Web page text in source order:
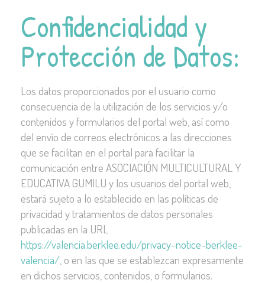
Confidencialidad y
Protección de Datos:
Los datos proporcionados por el usuario como
consecuencia de la utilización de los servicios y/o
contenidos y formularios del portal web, así como
del envío de correos electrónicos a las direcciones
que se facilitan en el portal para facilitar la
comunicación entre ASOCIACIÓN MULTICULTURAL Y
EDUCATIVA GUMILU y los usuarios del portal web,
estará sujeto a lo establecido en las políticas de
privacidad y tratamientos de datos personales
publicadas en la URL
https://valencia.berklee.edu/privacy-notice-berklee-
valencia/ , o en las que se establezcan expresamente
en dichos servicios, contenidos, o formularios.